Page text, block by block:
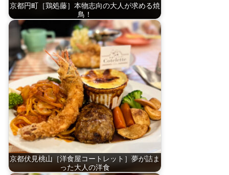
京都円町［鶏処藤］本物志向の大人が求める焼
鳥！
京都伏見桃山［洋食屋コートレット］夢が詰ま
った大人の洋食